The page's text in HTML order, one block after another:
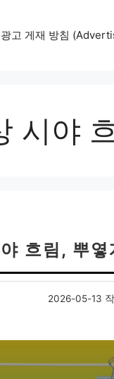
광고 게재 방침
시야
흐림, 뿌
2026-05-13